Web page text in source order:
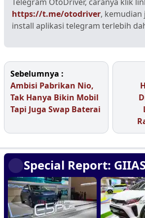
https://t.me/otodriver, kemudian
install aplikasi telegram terlebih
Sebelumnya :
Ambisi Pabrikan Nio,
Tak Hanya Bikin Mobil
Tapi Juga Swap Baterai
Special Report: